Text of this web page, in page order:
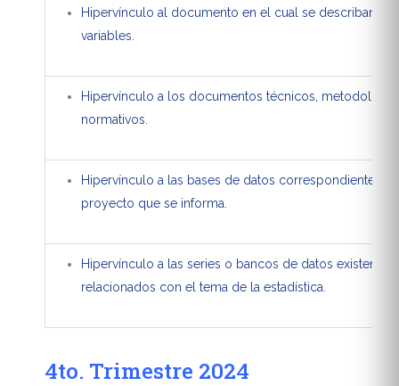
Hipervínculo al documento en el cual se describan las
variables.
Hipervínculo a los documentos técnicos,
normativos.
Hipervínculo a las bases de datos correspondientes al
proyecto que se informa.
Hipervínculo a las series o bancos de datos existentes,
relacionados con el tema de la estadística.
4to. Trimestre 2024